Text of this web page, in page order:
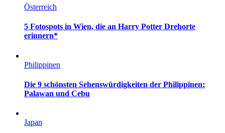
Österreich
5 Fotospots in Wien, die an Harry Potter Drehorte
erinnern*
Philippinen
Die 9 schönsten Sehenswürdigkeiten der Philippinen:
Palawan und Cebu
Japan